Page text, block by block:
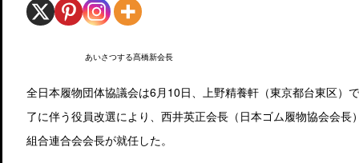
あいさつする髙橋新会長
全日本履物団体協議会は6月10日、上野精養軒（東京都台東区）
了に伴う役員改選により、西井英正会長（日本ゴム履物協会会
組合連合会会長が就任した。